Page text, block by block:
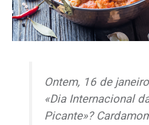
Ontem, 16 de
«Dia Internacional
Picante»?